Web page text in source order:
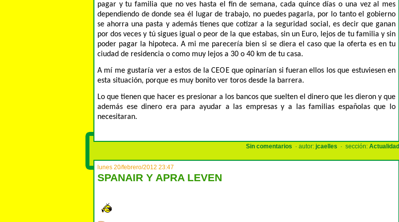
pagar y tu familia que no ves hasta el fin de semana, cada quince días o una vez al mes
dependiendo de donde sea él lugar de trabajo, no puedes pagarla, por lo tanto el gobierno
se ahorra una pasta y además tienes que cotizar a la seguridad social, es decir que ganan
por dos veces y tú sigues igual o peor de la que estabas, sin un Euro, lejos de tu familia y sin
poder pagar la hipoteca. A mi me parecería bien si se diera el caso que la oferta es en tu
ciudad de residencia o como muy lejos a 30 o 40 km de tu casa.
A mí me gustaría ver a estos de la CEOE que opinarían si fueran ellos los que estuviesen en
esta situación, porque es muy bonito ver toros desde la barrera.
Lo que tienen que hacer es presionar a los bancos que suelten el dinero que les dieron y que
además ese dinero era para ayudar a las empresas y a las familias españolas que lo
necesitaran.
Sin comentarios · autor: jcaelles · sección: Actualidad
lunes 20/febrero/2012 23:47
SPANAIR Y APRA LEVEN